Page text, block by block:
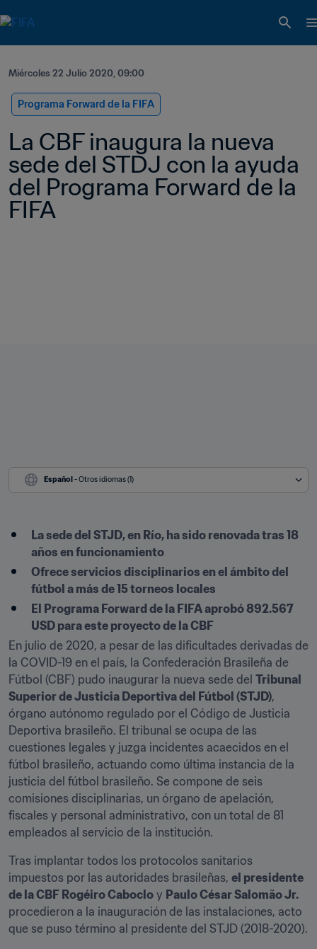
Miércoles 22 Julio 2020, 09:00
Programa Forward de la FIFA
La CBF inaugura la nueva
sede del STDJ con la ayuda
del Programa Forward de la
FIFA
Español - Otros idiomas (1)
La sede del STJD, en Río, ha sido renovada tras 18
años en funcionamiento
Ofrece servicios disciplinarios en el ámbito del
fútbol a más de 15 torneos locales
El Programa Forward de la FIFA aprobó 892.567
USD para este proyecto de la CBF
En julio de 2020, a pesar de las dificultades derivadas de
la COVID-19 en el país, la Confederación Brasileña de
Fútbol (CBF) pudo inaugurar la nueva sede del Tribunal
Superior de Justicia Deportiva del Fútbol (STJD),
órgano autónomo regulado por el Código de Justicia
Deportiva brasileño. El tribunal se ocupa de las
cuestiones legales y juzga incidentes acaecidos en el
fútbol brasileño, actuando como última instancia de la
justicia del fútbol brasileño. Se compone de seis
comisiones disciplinarias, un órgano de apelación,
fiscales y personal administrativo, con un total de 81
empleados al servicio de la institución.
Tras implantar todos los protocolos sanitarios
impuestos por las autoridades brasileñas, el presidente
de la CBF Rogéiro Caboclo y Paulo César Salomão Jr.
procedieron a la inauguración de las instalaciones, acto
que se puso término al presidente del STJD (2018-2020).